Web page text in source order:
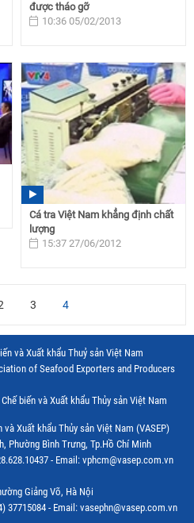
được tháo gỡ
10:36 05/02/2013
Cá tra Việt Nam khẳng định chất
lượng
15:37 27/06/2012
3 4
và Xuất khẩu Thuỷ sản Việt Nam
of Seafood Exporters and Producers
biến và Xuất khẩu Thủy sản Việt Nam
Xuất khẩu Thủy sản Việt Nam (VASEP)
Phường Bình Trưng, Tp.Hồ Chí Minh
- Email: vphcm@vasep.com.vn
Giảng Võ, Hà Nội
37715084 - Email: vasephn@vasep.com.vn